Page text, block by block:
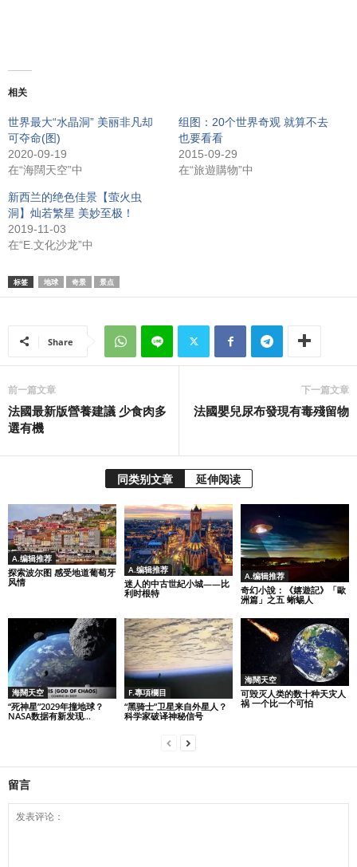
相关
世界最大“水晶洞” 美丽非凡却
可夺命(图)
2020-09-19
在“海闊天空”中
组图：20个世界奇观 就算不去
也要看看
2015-09-29
在“旅遊購物”中
新西兰的绝色佳景【萤火虫
洞】灿若繁星 美妙至极！
2019-11-03
在“E.文化沙龙”中
标签 地球 奇景 景点
Share
前一篇文章
法國最新版營養建議 少食肉多
選有機
下一篇文章
法國嬰兒尿布發現有毒殘留物
同类别文章 延伸阅读
A.编辑推荐
探索波尔图 感受地道葡萄牙
风情
A.编辑推荐
迷人的中古世紀小城——比
利时根特
A.编辑推荐
奇幻小說：《嬉遊記》「歐
洲篇」之五 蜥蜴人
海闊天空
“死神星”2029年撞地球？
NASA数据有新发现...
F.專項欄目
“黑骑士”卫星来自外星人？
科学家破译神秘信号
海闊天空
可毁灭人类的数十种天灾人
祸 一个比一个可怕
留言